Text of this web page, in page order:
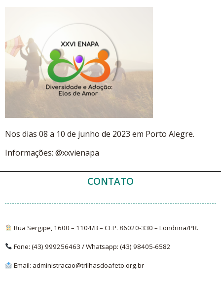
Nos dias 08 a 10 de junho de 2023 em Porto Alegre.
Informações: @xxvienapa
CONTATO
Rua Sergipe, 1600 – 1104/B – CEP. 86020-330 – Londrina/PR.
Fone: (43) 999256463 /Whatsapp: (43)98405-6582
Email: administracao@trilhasdoafeto.org.br